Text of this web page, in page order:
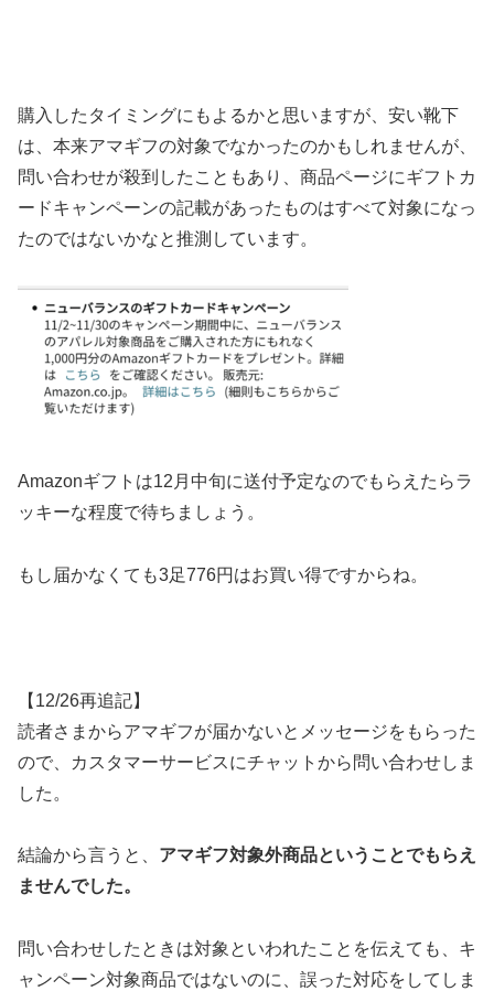
購入したタイミングにもよるかと思いますが、安い靴下
は、本来アマギフの対象でなかったのかもしれませんが、
問い合わせが殺到したこともあり、商品ページにギフトカ
ードキャンペーンの記載があったものはすべて対象になっ
たのではないかなと推測しています。
Amazonギフトは12月中旬に送付予定なのでもらえたらラ
ッキーな程度で待ちましょう。
もし届かなくても3足776円はお買い得ですからね。
【12/26再追記】
読者さまからアマギフが届かないとメッセージをもらった
ので、カスタマーサービスにチャットから問い合わせしま
した。
結論から言うと、 アマギフ対象外商品ということでもらえ
ませんでした。
問い合わせしたときは対象といわれたことを伝えても
、キ
ャンペーン対象商品ではないのに、誤った対応をしてしま